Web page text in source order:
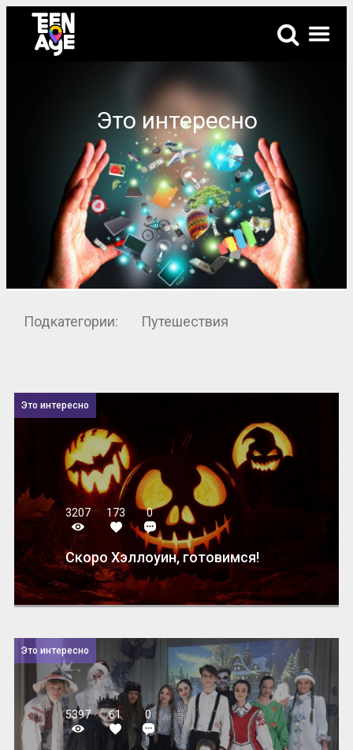
Это интересно
Подкатегории: Путешествия
Это интересно
3207 173 0
Скоро Хэллоуин, готовимся!
Это интересно
5397 61 0